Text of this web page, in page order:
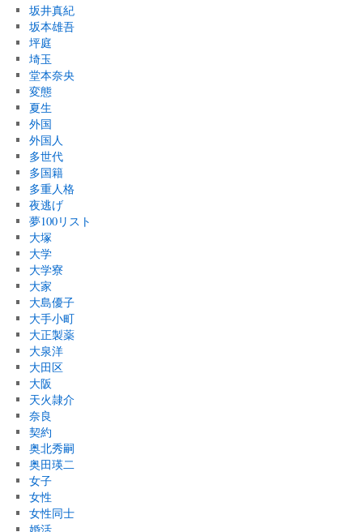
坂井真紀
坂本雄吾
坪庭
埼玉
堂本奈央
変態
夏生
外国
外国人
多世代
多国籍
多重人格
夜逃げ
夢100リスト
大塚
大学
大学寮
大家
大島優子
大手小町
大正製薬
大泉洋
大田区
大阪
天火隷介
奈良
契約
奥北秀嗣
奥田瑛二
女子
女性
女性同士